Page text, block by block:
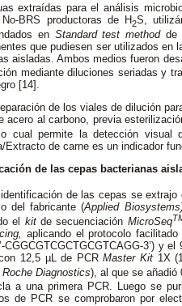
extraídas para el análisis
BRS productoras de H2S,
en Standard test methodde
que pudiesen ser utilizados en
aisladas. Ambos medios fueron
mediante diluciones seriadas y
[14].
de los viales de dilución
acero al carbono, previa
cual permite la detección visual
Extracto de carne es un indicador
de las cepas bacterianas
de las cepas se
del fabricante (Applied
el kitde secuenciación MicroSeq
aplicando el protocolo
CGGCGTCGCTGCGTCAGG-3’) y
12,5 µL de PCRMaster Kit 1X
Roche Diagnostics), al que se añadió
a una primera PCR. Luego se
de PCR se comprobaron por